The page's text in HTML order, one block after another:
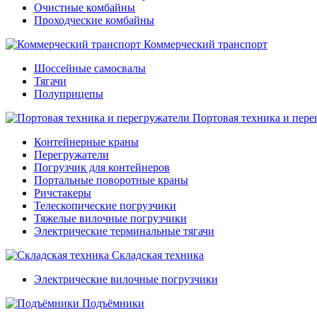
Очистные комбайны
Проходческие комбайны
Коммерческий транспорт
Шоссейные самосвалы
Тягачи
Полуприцепы
Портовая техника и
Контейнерные краны
Перегружатели
Погрузчик для контейнеров
Портальные поворотные краны
Ричстакеры
Телескопические погрузчики
Тяжелые вилочные погрузчики
Электрические терминальные тягачи
Складская техника
Электрические вилочные погрузчики
Подъёмники